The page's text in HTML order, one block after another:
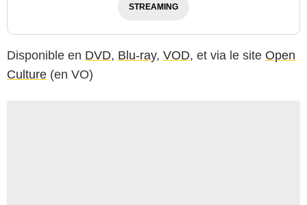
STREAMING
Disponible en DVD, Blu-ray, VOD, et via le site Open
Culture (en VO)